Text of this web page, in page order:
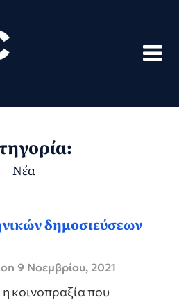
Νέα
δημοσιεύσεων
9 Νοεμβρίου, 2021
η κοινοπραξία που